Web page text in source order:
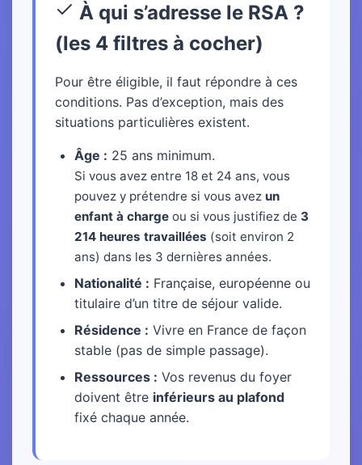
À qui s’adresse le RSA ?
(les 4 filtres à cocher)
Pour être éligible, il faut répondre à ces
conditions. Pas d’exception, mais des
situations particulières existent.
Âge : 25 ans minimum.
Si vous avez entre 18 et 24 ans, vous
pouvez y prétendre si vous avez un
enfant à charge ou si vous justifiez de 3
214 heures travaillées (soit environ 2
ans) dans les 3 dernières années.
Nationalité : Française, européenne ou
titulaire d’un titre de séjour valide.
Résidence : Vivre en France de façon
stable (pas de simple passage).
Ressources : Vos revenus du foyer
doivent être inférieurs au plafond
fixé chaque année.